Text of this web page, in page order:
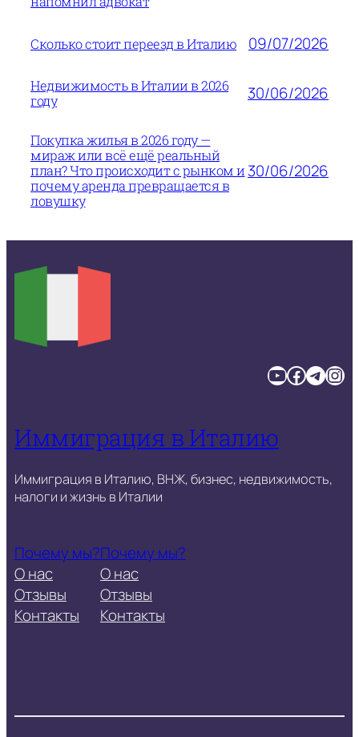
Сколько стоит переезд в Италию 09/07/2026
Недвижимость в Италии в 2026
году
30/06/2026
Покупка жилья в 2026 году —
мираж или всё ещё реальный
план? Что происходит с рынком и
почему аренда превращается в
ловушку
30/06/2026
YouTube Facebook TelegramInstagram
Иммиграция в Италию
Иммиграция в Италию, ВНЖ, бизнес, недвижимость,
налоги и жизнь в Италии
Почему мы?
О нас
Отзывы
Контакты
Почему мы?
О нас
Отзывы
Контакты